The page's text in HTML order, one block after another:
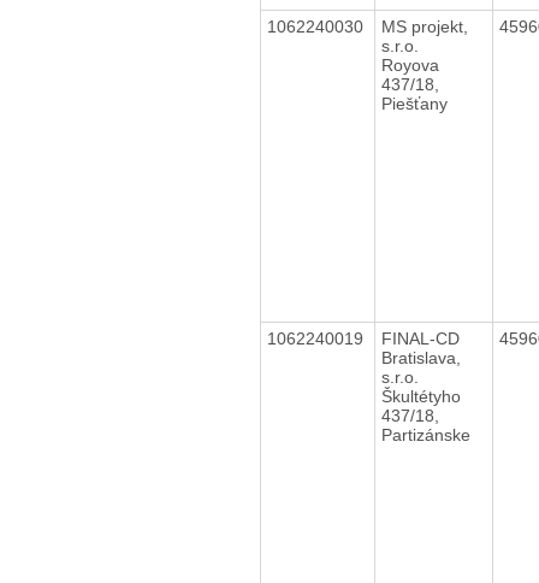
1062240030
MS projekt,
s.r.o.
Royova
437/18,
Piešťany
1062240019
FINAL-CD
Bratislava,
s.r.o.
Škultétyho
437/18,
Partizánske